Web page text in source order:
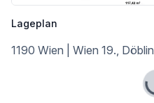
Einkaufszentrum <1.500m
Sonstige
Lageplan
1190 Wien | Wien 19.,